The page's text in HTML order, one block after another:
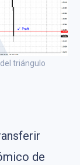
triángulo
de